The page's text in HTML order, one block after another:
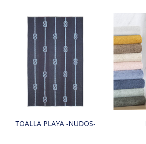
TOALLA PLAYA -NUDOS-